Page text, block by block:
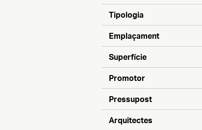
Tipologia
Emplaçament
Superfície
Promotor
Pressupost
Arquitectes